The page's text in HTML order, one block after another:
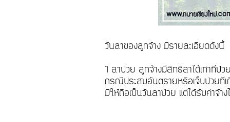
วันลาของลูกจ้าง มีรายละเอียดดังนี้
1 ลาป่วย ลูกจ้างมีสิทธิลาได้เท่าที่ป่
กรณีประสบอันตรายหรือเจ็บป่วยที่เ
มิให้ถือเป็นวันลาป่วย แต่ได้รับค่าจ้